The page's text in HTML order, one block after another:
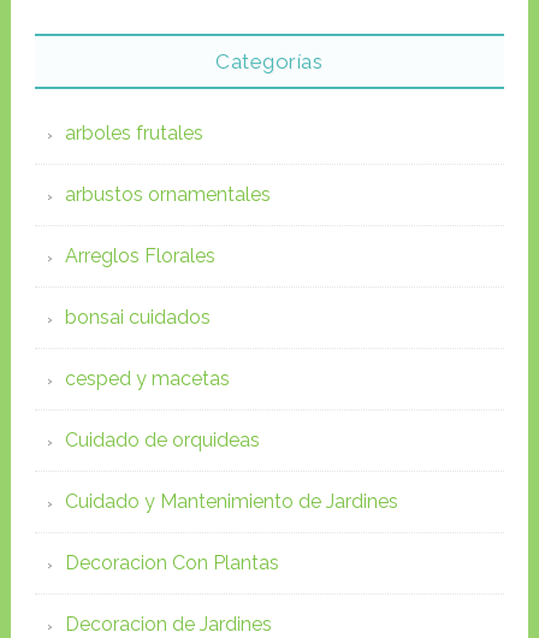
Categorías
arboles frutales
arbustos ornamentales
Arreglos Florales
bonsai cuidados
cesped y macetas
Cuidado de orquideas
Cuidado y Mantenimiento de Jardines
Decoracion Con Plantas
Decoracion de Jardines